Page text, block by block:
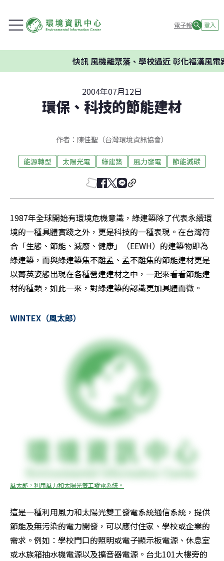
電子報 登入
快訊風機離聚落、學校過近 彰化福漢風電案
2004年07月12日
環保、科技的節能建材
作者：陳佳聖（台灣環境資訊協會）
能源轉型 太陽光電 綠建築 風力發電 節能減碳
1987年全球開始有環境危機意識，綠建築除了代表永續環
境的一種具體實踐之外，更是科技的一種表現。在台灣符
合「生態、節能、減廢、健康」（EEWH）的建築物即為
綠建築，而與綠建築焦不離孟、孟不離焦的節能建材更是
以菁英姿態出現在各種營建建材之中，一起來看看節能建
材的種類，如此一來，對綠建築的認識更加具體而微。
WINTEX（風太郎）
風太郎，利用風力和太陽光雙工發電系統。
這是一種利用風力和太陽光雙工發電系統通信系統，提供
節能及無污染的電力開發，可以應付住家、學校或企業的
需求。例如：學校門口的照明或電子顯示板電源、休息室
或水族箱抽水機電源以及擴音器電源。台北101大樓旁的